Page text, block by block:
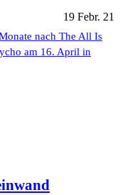
19 Febr. 21
nach The All Is
am 16. April in